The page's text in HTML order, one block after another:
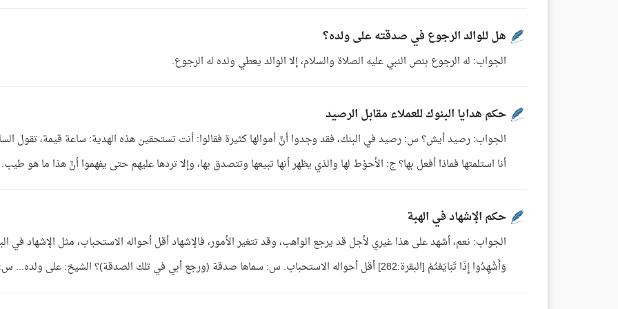
هل للوالد الرجوع في صدقته على ولده؟
الجواب: له الرجوع بنص النبي عليه الصلاة والسلام، إلا الوالد يعطي ولده له الرجوع.
حكم هدايا البنوك للعملاء مقابل الرصيد
الجواب: رصيد أيش؟ س: رصيد في البنك، فقد وجدوا أنَّ أموالها كثيرة فقالوا: أنت تستحقين هذه الهدية: ساعة قيمة، تقول
أنا استلمتها فماذا أفعل بها؟ ج: الأحوْط لها والذي يظهر أنها تبيعها وتتصدق بها، وإلا تردها عليهم حتى يفهموا أنَّ هذا ما هو طيب.
حكم الإشهاد في الهبة
الجواب: نعم، أشهد على هذا غيري لأجل قد يرجع الواهب، وقد تتغير الأمور، فالإشهاد أقل أحواله الاستحباب، مثل الإشهاد في
وَأَشْهِدُوا إِذَا تَبَايَعْتُمْ [البقرة:282] أقل أحواله الاستحباب. س: سماها صدقة (ورجع أبي في تلك الصدقة)؟ الشيخ: على ولده... س: ...